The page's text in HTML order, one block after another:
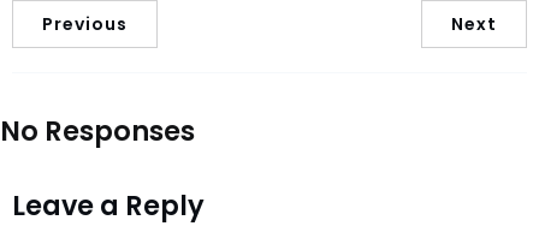
Previous Next
No Responses
Leave a Reply